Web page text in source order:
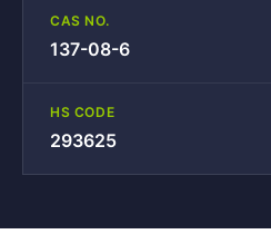
CAS NO.
137-08-6
HS CODE
293625